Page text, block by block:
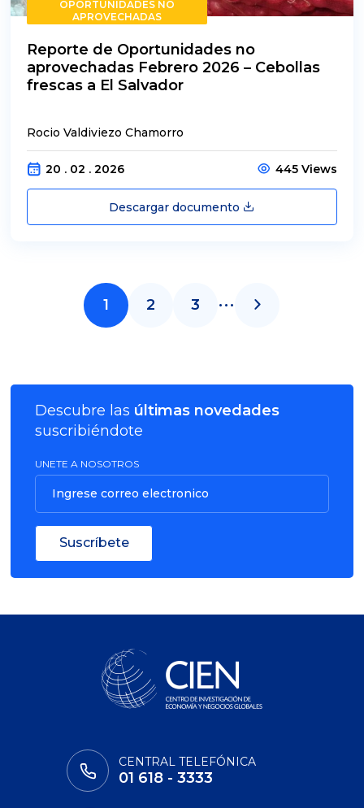
OPORTUNIDADES NO
APROVECHADAS
Reporte de Oportunidades no
aprovechadas Febrero 2026 – Cebollas
frescas a El Salvador
Rocio Valdiviezo Chamorro
20 . 02 . 2026 445 Views
Descargar documento
1 2 3 ...
Descubre las últimas novedades
suscribiéndote
UNETE A NOSOTROS
Ingrese correo electronico
Suscríbete
CENTRAL TELEFÓNICA
01 618 - 3333